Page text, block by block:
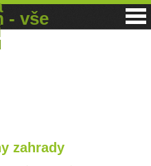
- vše
zahrady